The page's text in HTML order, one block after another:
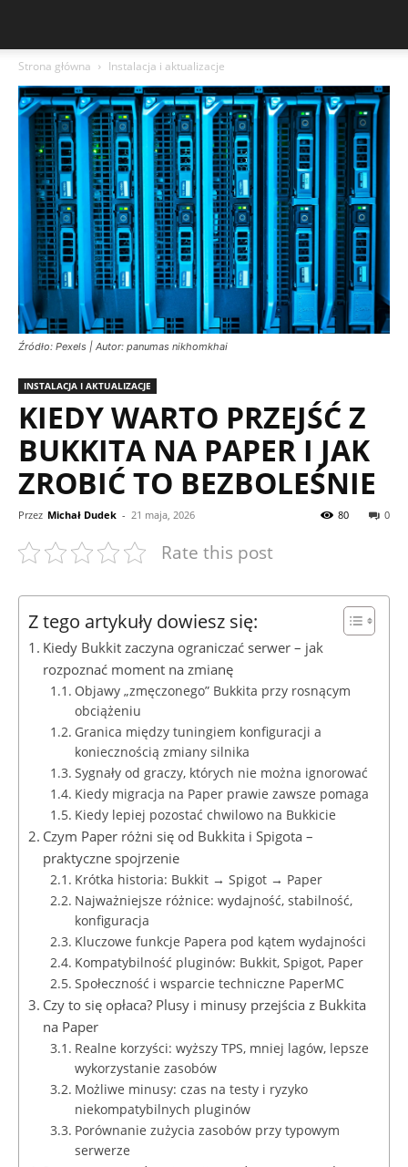
Strona główna Instalacja i aktualizacje
Źródło: Pexels | Autor: panumas nikhomkhai
INSTALACJA I AKTUALIZACJE
KIEDY WARTO PRZEJŚĆ Z
BUKKITA NA PAPER I JAK
ZROBIĆ TO BEZBOLEŚNIE
Przez Michał Dudek - 21 maja, 2026 0
80
Rate this post
Z tego artykuły dowiesz się:
Kiedy Bukkit zaczyna ograniczać serwer – jak
rozpoznać moment na zmianę
Objawy „zmęczonego” Bukkita przy rosnącym
obciążeniu
Granica między tuningiem konfiguracji a
koniecznością zmiany silnika
Sygnały od graczy, których nie można ignorować
Kiedy migracja na Paper prawie zawsze pomaga
Kiedy lepiej pozostać chwilowo na Bukkicie
Czym Paper różni się od Bukkita i Spigota –
praktyczne spojrzenie
Krótka historia: Bukkit → Spigot → Paper
Najważniejsze różnice: wydajność, stabilność,
konfiguracja
Kluczowe funkcje Papera pod kątem wydajności
Kompatybilność pluginów: Bukkit, Spigot, Paper
Społeczność i wsparcie techniczne PaperMC
Czy to się opłaca? Plusy i minusy przejścia z Bukkita
na Paper
Realne korzyści: wyższy TPS, mniej lagów, lepsze
wykorzystanie zasobów
Możliwe minusy: czas na testy i ryzyko
niekompatybilnych pluginów
Porównanie zużycia zasobów przy typowym
serwerze